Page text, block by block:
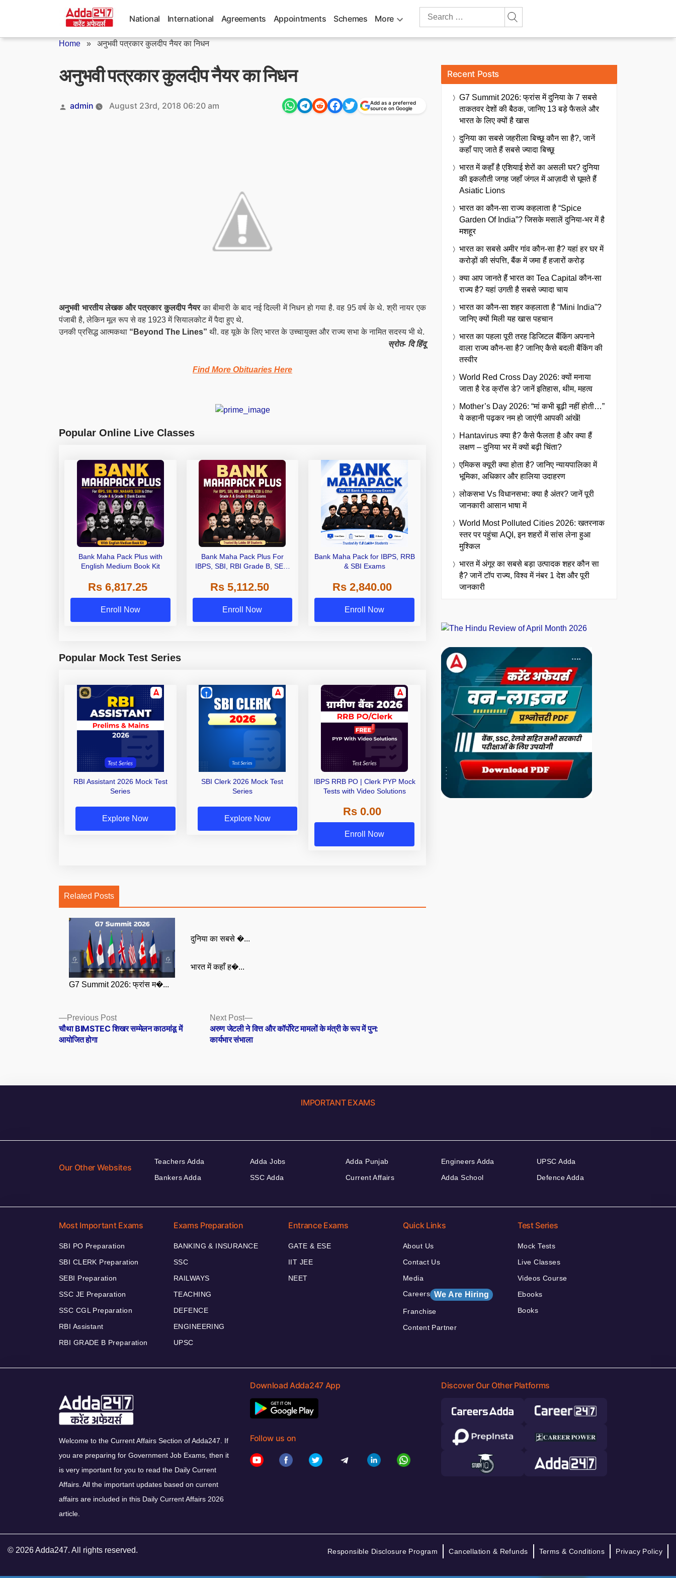
National International Agreements Appointments Schemes More
Search
Home » अनुभवी पत्रकार कुलदीप नैयर का निधन
अनुभवी पत्रकार कुलदीप नैयर का निधन
Posted
admin August 23rd, 2018 06:20 am
Add as a preferred
source on Google
अनुभवी भारतीय लेखक और पत्रकार कुलदीप नैयरका बीमारी के बाद नई दिल्ली में निधन हो गया है. वह 95 वर्ष के थे. श्री नायर एक
पंजाबी है, लेकिन मूल रूप से वह 1923 में सियालकोट में पैदा हुए थे.
उनकी प्रसिद्ध आत्मकथा “Beyond The Lines” थी. वह यूके के लिए भारत के उच्चायुक्त और राज्य सभा के नामित सदस्य भी थे.
स्रोत- दि हिंदू
Find More Obituaries Here
Popular Online Live Classes
Bank Maha Pack Plus with
English Medium Book Kit
Rs 6,817.25
Enroll Now
Bank Maha Pack Plus For
IBPS, SBI, RBI Grade B, SEBI
Other Grade A & Grade B Bank
Exams
Rs 5,112.50
Enroll Now
Bank Maha Pack for IBPS, RRB
& SBI Exams
Rs 2,840.00
Enroll Now
Popular Mock Test Series
RBI Assistant 2026 Mock Test
Series
Explore Now
SBI Clerk 2026 Mock Test
Series
Explore Now
IBPS RRB PO | Clerk PYP Mock
Tests with Video Solutions
Rs 0.00
Enroll Now
Related Posts
G7 Summit 2026: फ्रांस म�...
दुनिया का सबसे �...
भारत में कहाँ ह�...
Posts
navigation
Previous PostPrevious
post:
चौथा BIMSTEC शिखर सम्मेलन काठमांडू में
आयोजित होगा
Next Post
Next
post:
अरुण जेटली ने वित्त और कॉर्पोरेट मामलों के मंत्री के रूप में पुन:
कार्यभार संभाला
Recent Posts
G7 Summit 2026: फ्रांस में दुनिया के 7 सबसे
ताकतवर देशों की बैठक, जानिए 13 बड़े फैसले और
भारत के लिए क्यों है खास
दुनिया का सबसे जहरीला बिच्छू कौन सा है?, जानें
कहाँ पाए जाते हैं सबसे ज्यादा बिच्छू
भारत में कहाँ है एशियाई शेरों का असली घर? दुनिया
की इकलौती जगह जहाँ जंगल में आज़ादी से घूमते हैं
Asiatic Lions
भारत का कौन-सा राज्य कहलाता है “Spice
Garden Of India”? जिसके मसालें दुनिया-भर में है
मशहूर
भारत का सबसे अमीर गांव कौन-सा है? यहां हर घर में
करोड़ों की संपत्ति, बैंक में जमा हैं हजारों करोड़
क्या आप जानते हैं भारत का Tea Capital कौन-सा
राज्य है? यहां उगती है सबसे ज्यादा चाय
भारत का कौन-सा शहर कहलाता है “Mini India”?
जानिए क्यों मिली यह खास पहचान
भारत का पहला पूरी तरह डिजिटल बैंकिंग अपनाने
वाला राज्य कौन-सा है? जानिए कैसे बदली बैंकिंग की
तस्वीर
World Red Cross Day 2026: क्यों मनाया
जाता है रेड क्रॉस डे? जानें इतिहास, थीम, महत्व
Mother’s Day 2026: “मां कभी बूढ़ी नहीं होती…”
ये कहानी पढ़कर नम हो जाएंगी आपकी आंखें!
Hantavirus क्या है? कैसे फैलता है और क्या हैं
लक्षण – दुनिया भर में क्यों बढ़ी चिंता?
एमिकस क्यूरी क्या होता है? जानिए न्यायपालिका में
भूमिका, अधिकार और हालिया उदाहरण
लोकसभा Vs विधानसभा: क्या है अंतर? जानें पूरी
जानकारी आसान भाषा में
World Most Polluted Cities 2026: खतरनाक
स्तर पर पहुंचा AQI, इन शहरों में सांस लेना हुआ
मुश्किल
भारत में अंगूर का सबसे बड़ा उत्पादक शहर कौन सा
है? जानें टॉप राज्य, विश्व में नंबर 1 देश और पूरी
जानकारी
IMPORTANT EXAMS
Our Other Websites
Teachers Adda
Bankers Adda
Adda Jobs
SSC Adda
Adda Punjab
Current Affairs
Engineers Adda
Adda School
UPSC Adda
Defence Adda
Most Important Exams
SBI PO Preparation
SBI CLERK Preparation
SEBI Preparation
SSC JE Preparation
SSC CGL Preparation
RBI Assistant
RBI GRADE B Preparation
Exams Preparation
BANKING & INSURANCE
SSC
RAILWAYS
TEACHING
DEFENCE
ENGINEERING
UPSC
Entrance Exams
GATE & ESE
IIT JEE
NEET
Quick Links
About Us
Contact Us
Media
Careers We Are Hiring
Franchise
Content Partner
Test Series
Mock Tests
Live Classes
Videos Course
Ebooks
Books
Welcome to the Current Affairs Section of Adda247. If
you are preparing for Government Job Exams, then it
is very important for you to read the Daily Current
Affairs. All the important updates based on current
affairs are included in this Daily Current Affairs 2026
article.
Download Adda247 App
Follow us on
Discover Our Other Platforms
© 2026 Adda247. All rights reserved. Responsible Disclosure Program Cancellation & Refunds Terms & Conditions Privacy Policy